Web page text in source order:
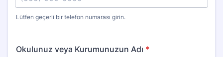
Lütfen geçerli bir telefon numarası girin.
Okulunuz veya Kurumunuzun Adı *